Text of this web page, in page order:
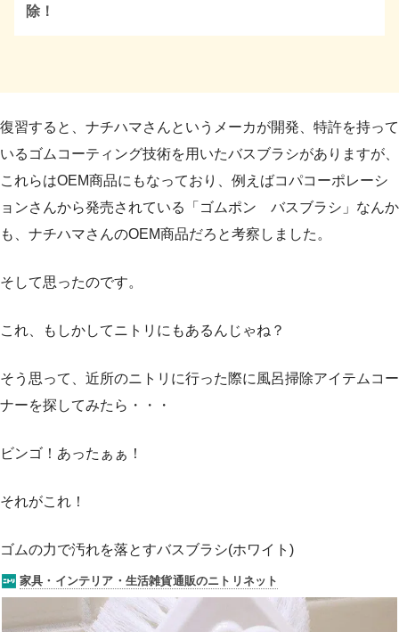
除！
復習すると、ナチハマさんというメーカが開発、特許を持って
いるゴムコーティング技術を用いたバスブラシがありますが、
これらはOEM商品にもなっており、例えばコパコーポレーシ
ョンさんから発売されている「ゴムポン バスブラシ」なんか
も、ナチハマさんのOEM商品だろと考察しました。
そして思ったのです。
これ、もしかしてニトリにもあるんじゃね？
そう思って、近所のニトリに行った際に風呂掃除アイテムコー
ナーを探してみたら・・・
ビンゴ！あったぁぁ！
それがこれ！
ゴムの力で汚れを落とすバスブラシ(ホワイト)